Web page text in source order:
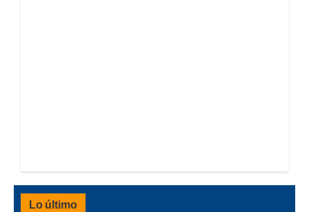
Lo último